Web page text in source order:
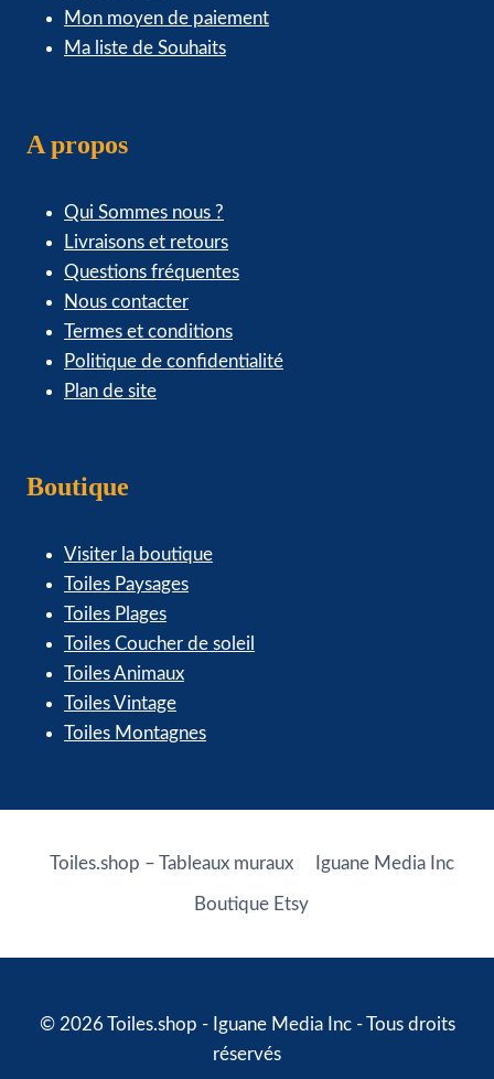
Mon moyen de paiement
Ma liste de Souhaits
A propos
Qui Sommes nous ?
Livraisons et retours
Questions fréquentes
Nous contacter
Termes et conditions
Politique de confidentialité
Plan de site
Boutique
Visiter la boutique
Toiles Paysages
Toiles Plages
Toiles Coucher de soleil
Toiles Animaux
Toiles Vintage
Toiles Montagnes
Toiles.shop – Tableaux muraux Iguane Media Inc
Boutique Etsy
© 2026 Toiles.shop - Iguane Media Inc - Tous droits
réservés